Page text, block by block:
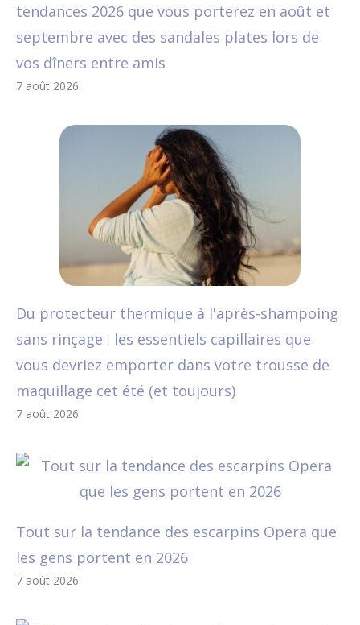
tendances 2026 que vous porterez en août et
septembre avec des sandales plates lors de
vos dîners entre amis
7 août 2026
Du protecteur thermique à l'après-shampoing
sans rinçage : les essentiels capillaires que
vous devriez emporter dans votre trousse de
maquillage cet été (et toujours)
7 août 2026
Tout sur la tendance des escarpins Opera que
les gens portent en 2026
7 août 2026